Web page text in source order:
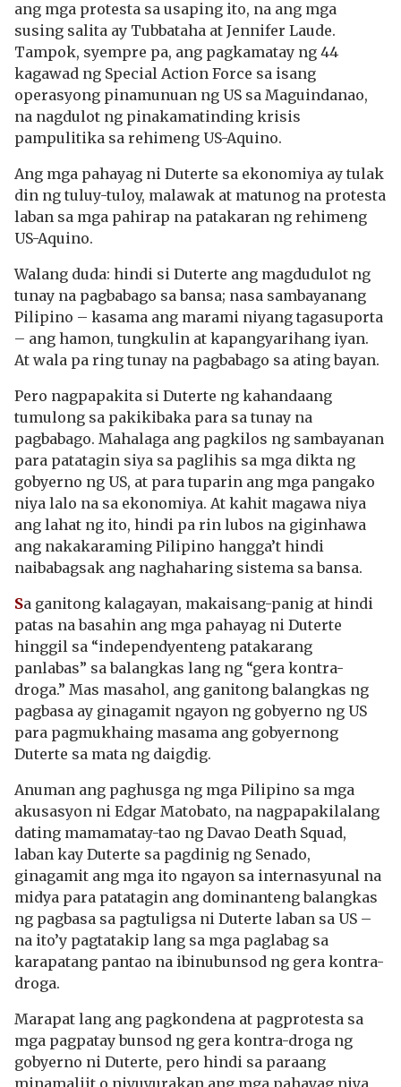
ang mga protesta sa usaping ito, na ang mga
susing salita ay Tubbataha at Jennifer Laude.
Tampok, syempre pa, ang pagkamatay ng 44
kagawad ng Special Action Force sa isang
operasyong pinamunuan ng US sa Maguindanao,
na nagdulot ng pinakamatinding krisis
pampulitika sa rehimeng US-Aquino.
Ang mga pahayag ni Duterte sa ekonomiya ay tulak
din ng tuluy-tuloy, malawak at matunog na protesta
laban sa mga pahirap na patakaran ng rehimeng
US-Aquino.
Walang duda: hindi si Duterte ang magdudulot ng
tunay na pagbabago sa bansa; nasa sambayanang
Pilipino – kasama ang marami niyang tagasuporta
– ang hamon, tungkulin at kapangyarihang iyan.
At wala pa ring tunay na pagbabago sa ating bayan.
Pero nagpapakita si Duterte ng kahandaang
tumulong sa pakikibaka para sa tunay na
pagbabago. Mahalaga ang pagkilos ng sambayanan
para patatagin siya sa paglihis sa mga dikta ng
gobyerno ng US, at para tuparin ang mga pangako
niya lalo na sa ekonomiya. At kahit magawa niya
ang lahat ng ito, hindi pa rin lubos na giginhawa
ang nakakaraming Pilipino hangga’t hindi
naibabagsak ang naghaharing sistema sa bansa.
Sa ganitong kalagayan, makaisang-panig at hindi
patas na basahin ang mga pahayag ni Duterte
hinggil sa “independyenteng patakarang
panlabas” sa balangkas lang ng “gera kontra-
droga.” Mas masahol, ang ganitong balangkas ng
pagbasa ay ginagamit ngayon ng gobyerno ng US
para pagmukhaing masama ang gobyernong
Duterte sa mata ng daigdig.
Anuman ang paghusga ng mga Pilipino sa mga
akusasyon ni Edgar Matobato, na nagpapakilalang
dating mamamatay-tao ng Davao Death Squad,
laban kay Duterte sa pagdinig ng Senado,
ginagamit ang mga ito ngayon sa internasyunal na
midya para patatagin ang dominanteng balangkas
ng pagbasa sa pagtuligsa ni Duterte laban sa US –
na ito’y pagtatakip lang sa mga paglabag sa
karapatang pantao na ibinubunsod ng gera kontra-
droga.
Marapat lang ang pagkondena at pagprotesta sa
mga pagpatay bunsod ng gera kontra-droga ng
gobyerno ni Duterte, pero hindi sa paraang